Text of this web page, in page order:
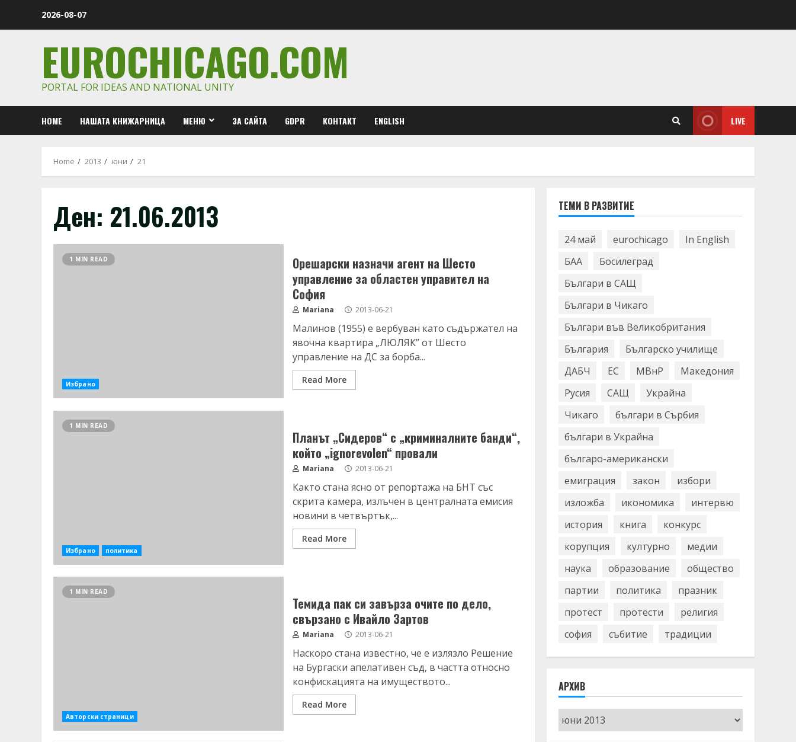
2026-08-07
EUROCHICAGO.COM
PORTAL FOR IDEAS AND NATIONAL UNITY
HOME НАШАТА КНИЖАРНИЦА МЕНЮ ЗА САЙТА GDPR КОНТАКТ ENGLISH LIVE
Home 2013 юни 21
Ден: 21.06.2013
1 MIN READ
Избрано
Орешарски назначи агент на Шесто
управление за областен управител на
София
Mariana 2013-06-21
Малинов (1955) е вербуван като съдържател на
явочна квартира „ЛЮЛЯК” от Шесто
управление на ДС за борба...
Read More
1 MIN READ
Избрано политика
Планът „Сидеров“ с „криминалните банди“,
който „ignorevolen“ провали
Mariana 2013-06-21
Както стана ясно от репортажа на БНТ със
скрита камера, излъчен в централната емисия
новини в четвъртък,...
Read More
1 MIN READ
Авторски страници
Темида пак си завърза очите по дело,
свързано с Ивайло Зартов
Mariana 2013-06-21
Наскоро стана известно, че е излязло Решение
на Бургаски апелативен съд, в частта относно
конфискацията на имуществото...
Read More
ТЕМИ В РАЗВИТИЕ
24 май eurochicago
In English
БАА
Босилеград
Българи в САЩ
Българи в Чикаго
Българи във Великобритания
България
Българско училище
ДАБЧ
ЕС МВнР
Македония
Русия
САЩ
Украйна
Чикаго
българи в Сърбия
българи в Украйна
българо-американски
емиграция
закон
избори
изложба
икономика
интервю
история
книга
конкурс
корупция
културно
медии
наука
образование
общество
партии
политика
празник
протест
протести
религия
софия
събитие традиции
АРХИВ
Архив